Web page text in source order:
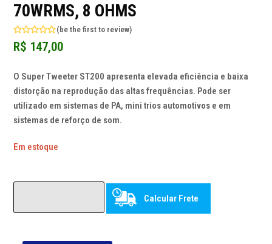
70WRMS, 8 OHMS
Avaliação
0
( be the first to review)
R$ 147,00
O Super Tweeter ST200 apresenta elevada eficiência e baixa
distorção na reprodução das altas frequências. Pode ser
utilizado em sistemas de PA, mini trios automotivos e em
sistemas de reforço de som.
Em estoque
Calcular Frete